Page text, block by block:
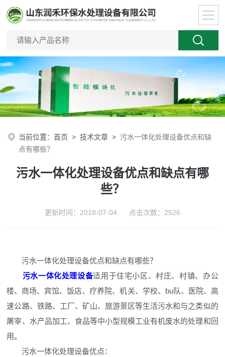
当前位置：首页 >技术文章 >污水一体化处理设备优点和缺
点有哪些？
污水一体化处理设备优点和缺点有哪
些？
更新时间：2018-07-04 点击次数：2526
污水一体化处理设备优点和缺点有哪些？
污水一体化处理设备适用于住宅小区、村庄、村镇、办公
楼、商场、宾馆、饭店、疗养院、机关、学校、bu队、医院、高
速公路、铁路、工厂、矿山、旅游景区等生活污水和与之类似的
屠宰、水产品加工、食品等中小型规模工业有机废水的处理和回
用。
污水一体化处理设备优点：